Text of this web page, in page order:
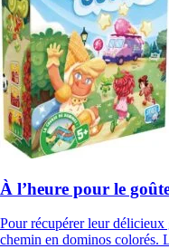
À l’heure pour le
Pour récupérer leur
chemin en dominos colorés.